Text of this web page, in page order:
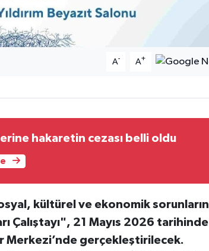
A- A+
hakaretin cezası belli oldu
kültürel ve ekonomik sorunların
Çalıştayı", 21 Mayıs 2026 tarihinde
Merkezi’nde gerçekleştirilecek.